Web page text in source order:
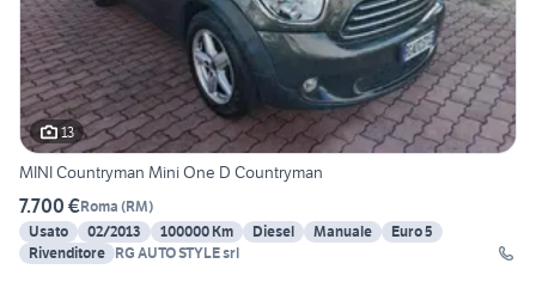
13
MINI Countryman Mini One D Countryman
7.700 €Roma (RM)
Usato
02/2013 100000 Km Diesel Manuale
Euro 5
Rivenditore RG AUTO STYLE srl